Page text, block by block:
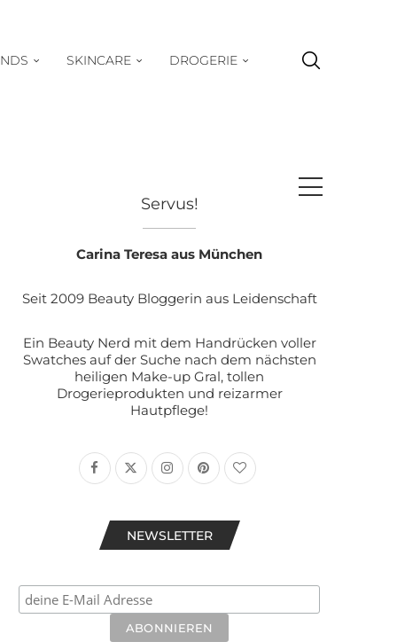
SKINCARE DROGERIE
Servus!
Carina Teresa aus München
Seit 2009 Beauty Bloggerin aus Leidenschaft
Ein Beauty Nerd mit dem Handrücken voller
Swatches auf der Suche nach dem nächsten
heiligen Make-up Gral, tollen
Drogerieprodukten und reizarmer
Hautpflege!
NEWSLETTER